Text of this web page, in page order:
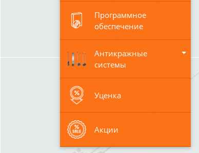
Программное
обеспечение
Антикражные
системы
Уценка
Акции